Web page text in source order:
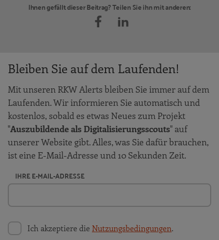
Ihnen gefällt dieser Beitrag? Teilen Sie ihn mit anderen:
Bleiben Sie auf dem Laufenden!
Mit unseren RKW Alerts bleiben Sie immer auf dem
Laufenden. Wir informieren Sie automatisch und
kostenlos, sobald es etwas Neues zum Projekt
"Auszubildende als Digitalisierungsscouts" auf
unserer Website gibt. Alles, was Sie dafür brauchen,
ist eine E-Mail-Adresse und 10 Sekunden Zeit.
IHRE E-MAIL-ADRESSE
Ich akzeptiere die Nutzungsbedingungen.